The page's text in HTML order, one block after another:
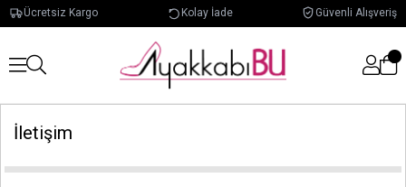
Ücretsiz Kargo Kolay İade Güvenli Alışveriş
İletişim